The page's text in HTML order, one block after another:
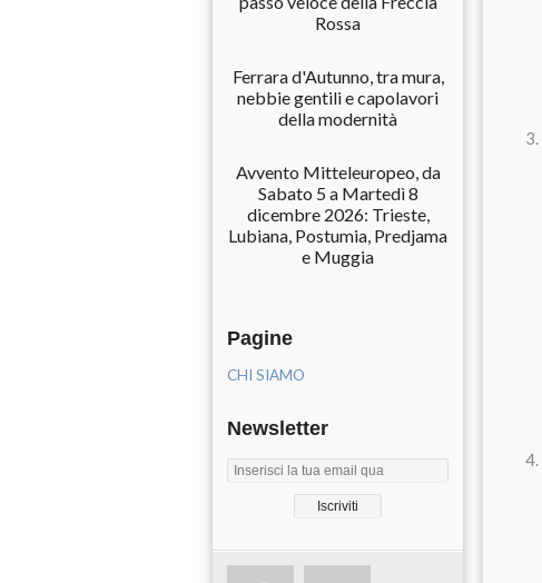
Rossa
Ferrara d'Autunno, tra mura,
nebbie gentili e capolavori
della modernità
Avvento Mitteleuropeo, da
Sabato 5 a Martedì 8
dicembre 2026: Trieste,
Lubiana, Postumia, Predjama
e Muggia
Pagine
CHI SIAMO
Newsletter